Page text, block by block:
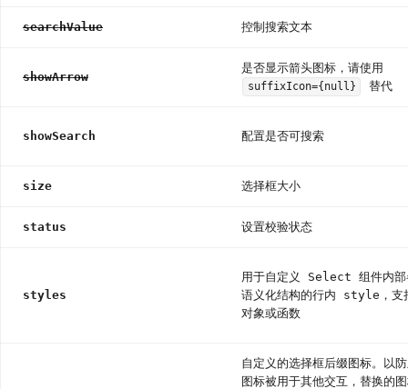
searchValue 控制搜索文本
showArrow
是否显示箭头图标，请使用
suffixIcon={null} 替代
showSearch 配置是否可搜索
size 选择框大小
status 设置校验状态
styles
用于自定义 Select 组件内部
语义化结构的行内 style，支
对象或函数
自定义的选择框后缀图标。以
图标被用于其他交互，替换的